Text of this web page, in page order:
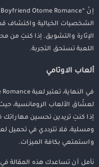
الشخصيات الخيالية واكتشاف
الإثارة والتشويق. إذا كنتِ من
اللعبة تستحق التجربة.
ألعاب الاوتامي
لعشّاق الألعاب الرومانسية، حيث
إذا كنتِ تريدين تحسين مهاراتك
واستمتعي بكافة الميزات.
نأمل أن تساعدك هذه المقالة